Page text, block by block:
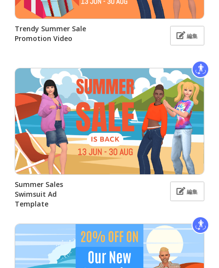
Trendy Summer Sale
Promotion Video
編集
Summer Sales
Swimsuit Ad
Template
編集